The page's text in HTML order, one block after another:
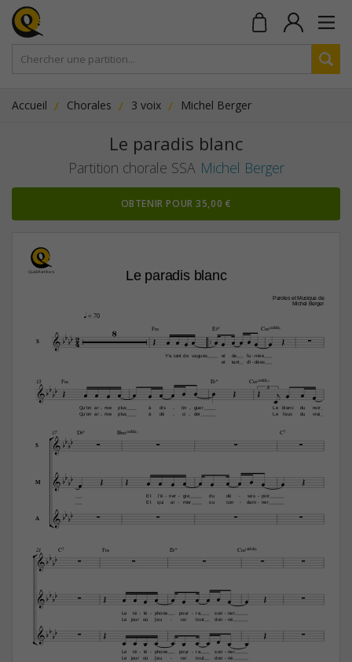
Accueil Chorales 3 voix Michel Berger
Le paradis blanc
Partition chorale SSA Michel Berger
OBTENIR POUR 35,00 €




Paroles et Musique de
Michel Berger
Le paradis blanc

Y'a tant de vagues et
et
de
tant
fu
d'i
mée
dées
-
-
q = 70
Qu'on
Qu'on
ar
ar
rive
rive
-
-
plus
plus
à
à
dis
dé
tin
ci
-
-
guer
der
-
-
Le
Le
blanc
faux
du
du
noir
vrai
13
17
Et
Et
l'é
qui
ner
ai
-
gie
mer
-
-
du
ou
dé
con
ses
dam
-
-
poir
ner
-
-
21
Le
Le
té
jour
lé
où
-
phone
j'au
-
pour
rai
-
ra
tout
-
son
don
ner
né
-
-
Le
Le
té
jour
lé
où
- phone
j'au
- pour
rai
-
ra
tout
- son
don
ner
né
-
-
2
4

S
8 F‹ E¨9 C‹(„ˆˆ4)

 F‹ E¨9 C‹(„ˆˆ4)
3

S
D¨9

B¨‹(„ˆˆ4)
 
C7


M

A    
C7

F‹

E¨9

C‹(„ˆˆ4)
 
 

  
        
                 
              
           


           